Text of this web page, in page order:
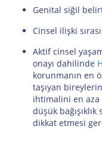
Genital siğil
Cinsel ilişki
Aktif cinsel
onayı dahilinde
korunmanın en
taşıyan
ihtimalini en aza
düşük
dikkat etmesi